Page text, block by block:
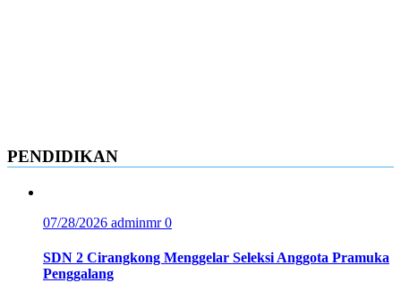
PENDIDIKAN
07/28/2026 adminmr0
SDN 2 Cirangkong Menggelar Seleksi Anggota Pramuka
Penggalang